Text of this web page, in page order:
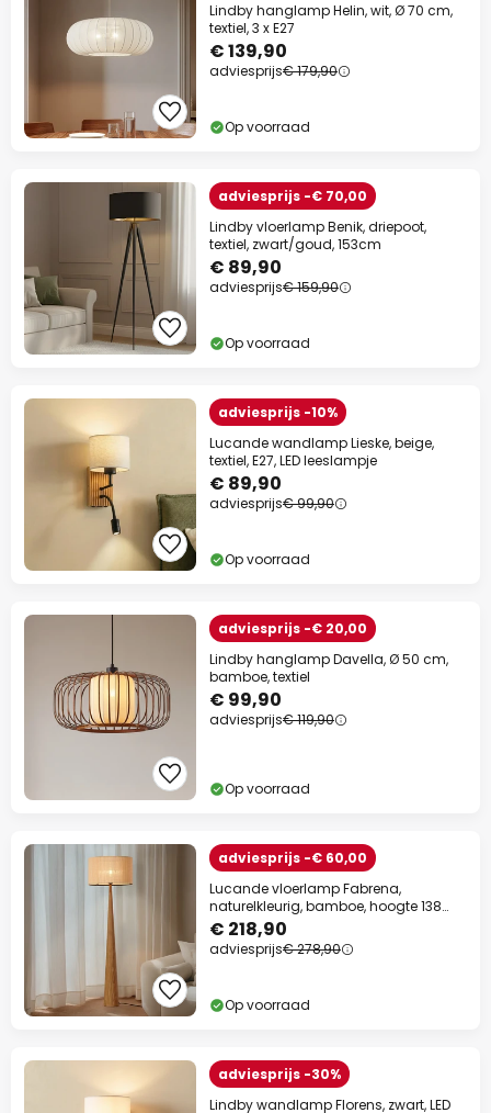
Lindby hanglamp Helin, wit, Ø 70 cm,
textiel, 3 x E27
€ 139,90
adviesprijs€ 179,90
Op voorraad
adviesprijs -€ 70,00
Lindby vloerlamp Benik, driepoot,
textiel, zwart/goud, 153cm
€ 89,90
adviesprijs€ 159,90
Op voorraad
adviesprijs -10%
Lucande wandlamp Lieske, beige,
textiel, E27, LED leeslampje
€ 89,90
adviesprijs€ 99,90
Op voorraad
adviesprijs -€ 20,00
Lindby hanglamp Davella, Ø 50 cm,
bamboe, textiel
€ 99,90
adviesprijs€ 119,90
Op voorraad
adviesprijs -€ 60,00
Lucande vloerlamp Fabrena,
naturelkleurig, bamboe, hoogte 138
cm
€ 218,90
adviesprijs€ 278,90
Op voorraad
adviesprijs -30%
Lindby wandlamp Florens, zwart, LED